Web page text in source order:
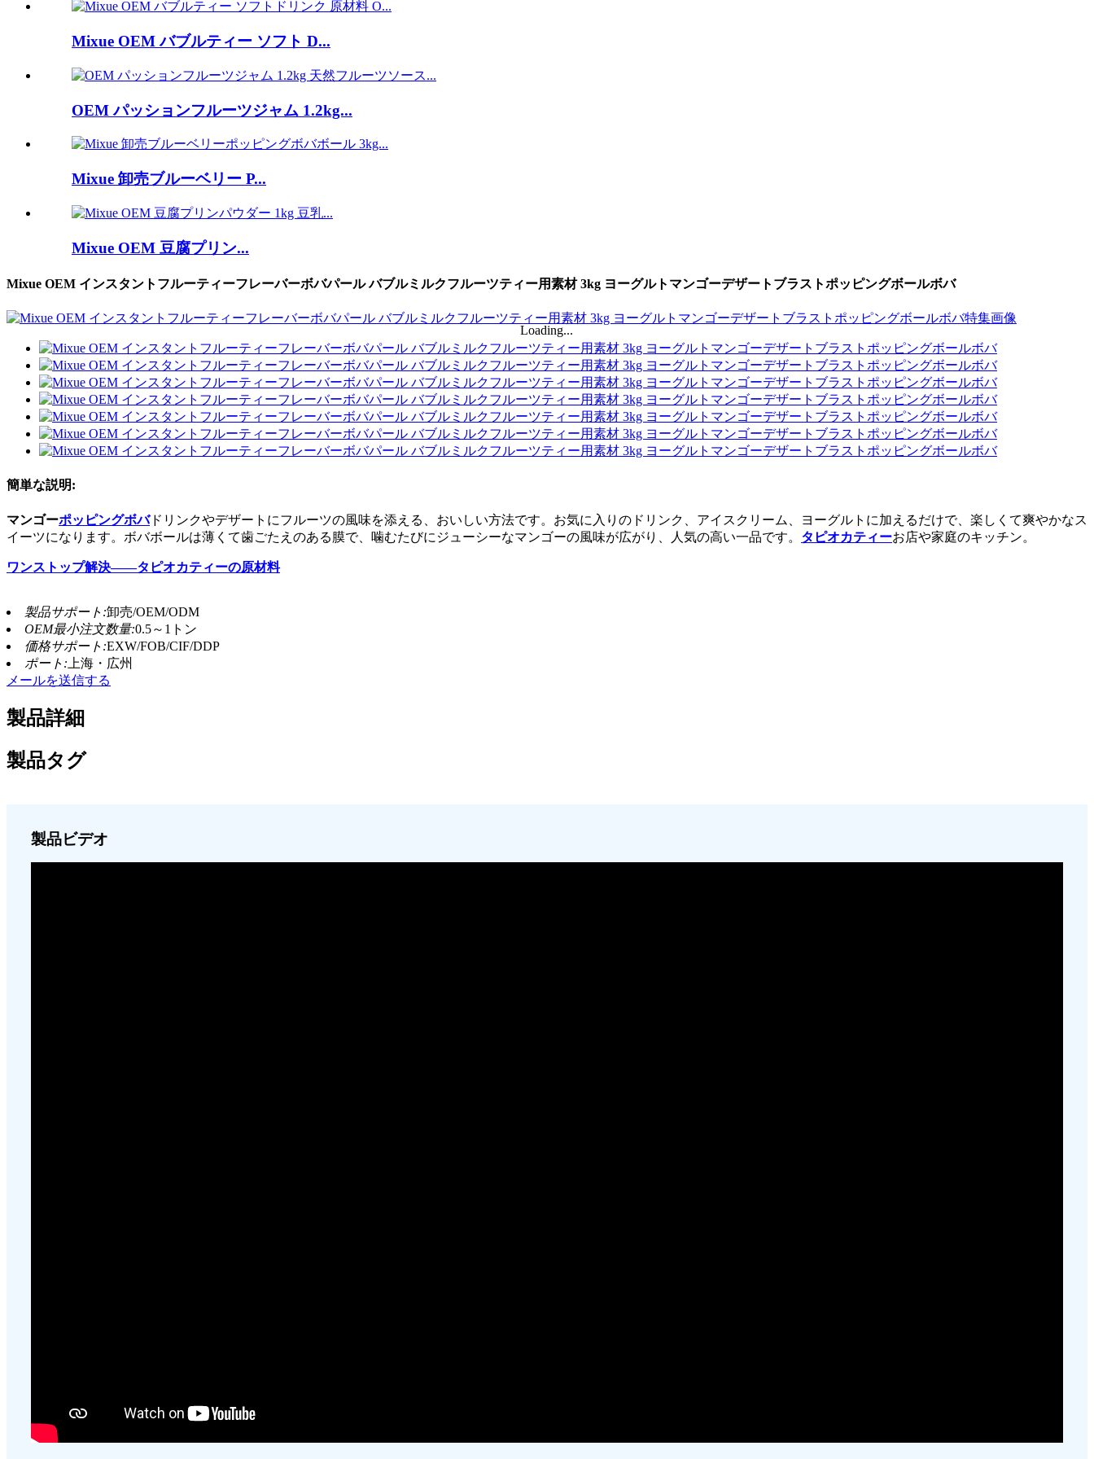
Mixue OEM バブルティー ソフト D...
OEM パッションフルーツジャム 1.2kg...
Mixue 卸売ブルーベリー P...
Mixue OEM 豆腐プリン...
Mixue OEM インスタントフルーティーフレーバーボバパール バブルミルクフルーツティー用素材 3kg ヨーグルトマンゴーデザートブラストポッピングボールボバ
Loading...
簡単な説明:
マンゴーポッピングボバドリンクやデザートにフルーツの風味を添える、おいしい方法です。お気に入りのドリンク、アイスクリーム、ヨーグルトに加えるだけで、楽しくて爽やかなス
イーツになります。ボバボールは薄くて歯ごたえのある膜で、噛むたびにジューシーなマンゴーの風味が広がり、人気の高い一品です。 タピオカティーお店や家庭のキッチン。
ワンストップ解決——タピオカティーの原材料
製品サポート:卸売/OEM/ODM
OEM最小注文数量:0.5～1トン
価格サポート:EXW/FOB/CIF/DDP
ポート: 上海・広州
メールを送信する
製品詳細
製品タグ
製品ビデオ